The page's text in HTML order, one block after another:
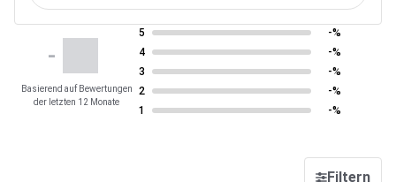
-
Basierend auf Bewertungen
der letzten 12 Monate
5
-%
4
-%
3
-%
2
-%
1
-%
Filtern